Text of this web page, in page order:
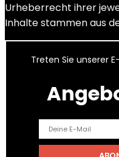
Urheberrecht ihrer
Inhalte stammen aus
Treten Sie unserer